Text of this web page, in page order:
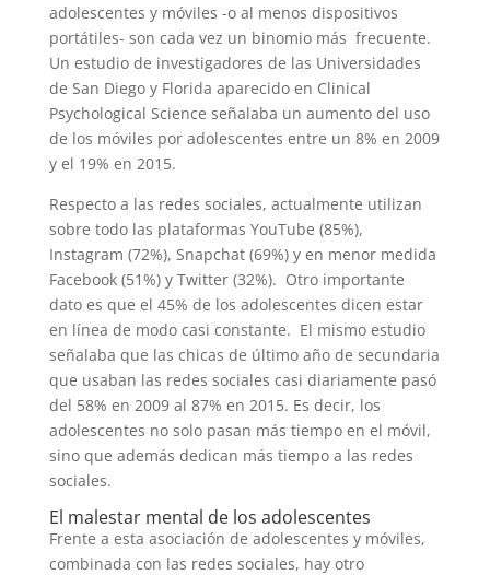
adolescentes y móviles -o al menos dispositivos
portátiles- son cada vez un binomio más frecuente.
Un estudio de investigadores de las Universidades
de San Diego y Florida aparecido en Clinical
Psychological Science señalaba un aumento del uso
de los móviles por adolescentes entre un 8% en 2009
y el 19% en 2015.
Respecto a las redes sociales, actualmente utilizan
sobre todo las plataformas YouTube (85%),
Instagram (72%), Snapchat (69%) y en menor medida
Facebook (51%) y Twitter (32%). Otro importante
dato es que el 45% de los adolescentes dicen estar
en línea de modo casi constante. El mismo estudio
señalaba que las chicas de último año de secundaria
que usaban las redes sociales casi diariamente pasó
del 58% en 2009 al 87% en 2015. Es decir, los
adolescentes no solo pasan más tiempo en el móvil,
sino que además dedican más tiempo a las redes
sociales.
El malestar mental de los adolescentes
Frente a esta asociación de adolescentes y móviles,
combinada con las redes sociales, hay otro